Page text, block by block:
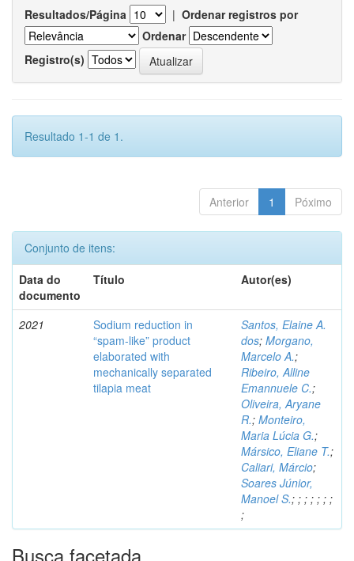
Resultados/Página | Ordenar registros por
Ordenar
Registro(s)
Resultado 1-1 de 1.
Anterior 1 Póximo
Conjunto de itens:
Data do
documento
Título Autor(es)
2021
Sodium reduction in
“spam-like” product
elaborated with
mechanically separated
tilapia meat
Santos, Elaine A.
dos; Morgano,
Marcelo A.;
Ribeiro, Alline
Emannuele C.;
Oliveira, Aryane
R.; Monteiro,
Maria Lúcia G.;
Mársico, Eliane T.;
Caliari, Márcio;
Soares Júnior,
Manoel S.; ; ; ; ; ; ;
;
Busca facetada